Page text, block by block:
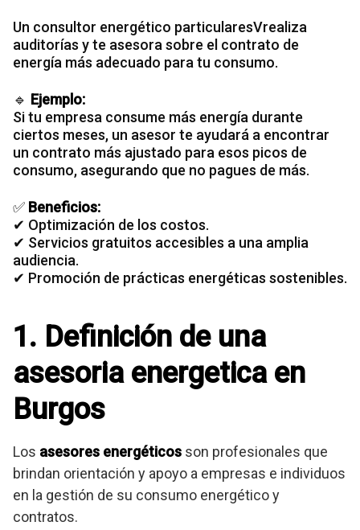
Un consultor energético particularesVrealiza
auditorías y te asesora sobre el contrato de
energía más adecuado para tu consumo.
🔹 Ejemplo:
Si tu empresa consume más energía durante
ciertos meses, un asesor te ayudará a encontrar
un contrato más ajustado para esos picos de
consumo, asegurando que no pagues de más.
✅ Beneficios:
✔ Optimización de los costos.
✔ Servicios gratuitos accesibles a una amplia
audiencia.
✔ Promoción de prácticas energéticas sostenibles.
1. Definición de una
asesoria energetica en
Burgos
Los asesores energéticos son profesionales que
brindan orientación y apoyo a empresas e individuos
en la gestión de su consumo energético y
contratos.